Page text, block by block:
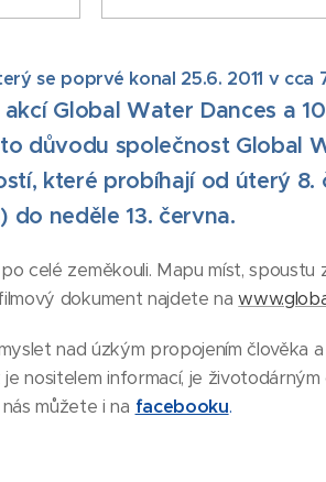
se poprvé konal 25.6. 2011 v cca
akcí Global Water Dances a
důvodu společnost Global
které probíhají od úterý 8.
do neděle 13. června.
celé zeměkouli. Mapu míst, spoustu
dokument najdete na
nad úzkým propojením člověka a
nositelem informací, je životodárným
můžete i na facebooku.